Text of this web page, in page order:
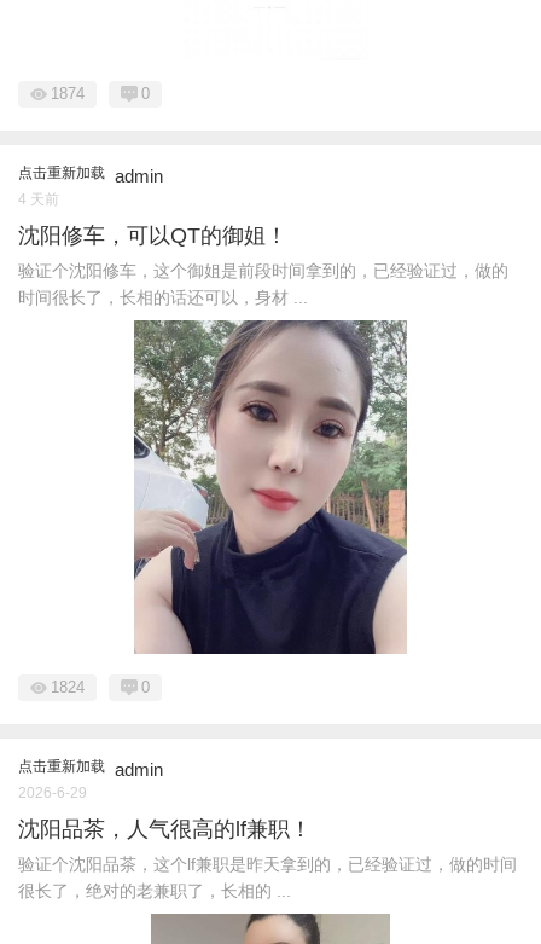
1874 0
点击重新加载 admin
4 天前
沈阳修车，可以QT的御姐！
验证个沈阳修车，这个御姐是前段时间拿到的，已经验证过，做的
时间很长了，长相的话还可以，身材 ...
1824 0
点击重新加载 admin
2026-6-29
沈阳品茶，人气很高的lf兼职！
验证个沈阳品茶，这个lf兼职是昨天拿到的，已经验证过，做的时间
很长了，绝对的老兼职了，长相的 ...